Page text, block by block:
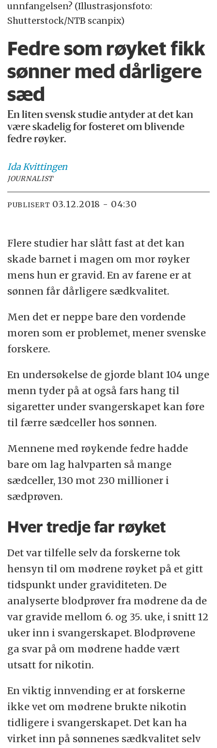
unnfangelsen? (Illustrasjonsfoto:
Shutterstock/NTB scanpix)
Fedre som røyket fikk
sønner med dårligere
sæd
En liten svensk studie antyder at det kan
være skadelig for fosteret om blivende
fedre røyker.
IdaKvittingen
JOURNALIST
PUBLISERT 03.12.2018 - 04:30
Flere studier har slått fast at det kan
skade barnet i magen om mor røyker
mens hun er gravid. En av farene er at
sønnen får dårligere sædkvalitet.
Men det er neppe bare den vordende
moren som er problemet, mener svenske
forskere.
En undersøkelse de gjorde blant 104 unge
menn tyder på at også fars hang til
sigaretter under svangerskapet kan føre
til færre sædceller hos sønnen.
Mennene med røykende fedre hadde
bare om lag halvparten så mange
sædceller, 130 mot 230 millioner i
sædprøven.
Hver tredje far røyket
Det var tilfelle selv da forskerne tok
hensyn til om mødrene røyket på et gitt
tidspunkt under graviditeten. De
analyserte blodprøver fra mødrene da de
var gravide mellom 6. og 35. uke, i snitt 12
uker inn i svangerskapet. Blodprøvene
ga svar på om mødrene hadde vært
utsatt for nikotin.
En viktig innvending er at forskerne
ikke vet om mødrene brukte nikotin
tidligere i svangerskapet. Det kan ha
virket inn på sønnenes sædkvalitet selv